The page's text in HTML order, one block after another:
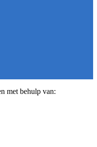
met behulp van: